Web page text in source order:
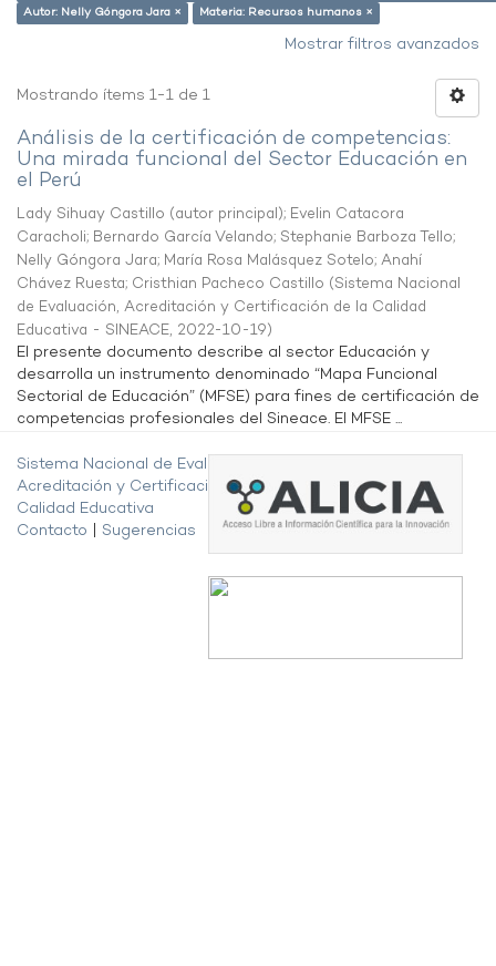
Autor: Nelly Góngora Jara ×
Materia: Recursos humanos ×
Mostrar filtros avanzados
Mostrando ítems 1-1 de 1
Análisis de la certificación de competencias:
Una mirada funcional del Sector Educación en
el Perú
Lady Sihuay Castillo (autor principal); Evelin Catacora
Caracholi; Bernardo García Velando; Stephanie Barboza Tello;
Nelly Góngora Jara; María Rosa Malásquez Sotelo; Anahí
Chávez Ruesta; Cristhian Pacheco Castillo (Sistema Nacional
de Evaluación, Acreditación y Certificación de la Calidad
Educativa - SINEACE, 2022-10-19)
El presente documento describe al sector Educación y
desarrolla un instrumento denominado “Mapa Funcional
Sectorial de Educación” (MFSE) para fines de certificación de
competencias profesionales del Sineace. El MFSE ...
Sistema Nacional de Evaluación,
Acreditación y Certificación de la
Calidad Educativa
Contacto
Sugerencias